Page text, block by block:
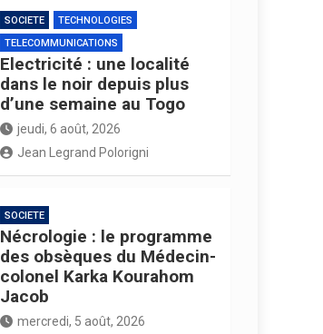
SOCIETE
TECHNOLOGIES
TELECOMMUNICATIONS
Electricité : une localité
dans le noir depuis plus
d’une semaine au Togo
jeudi, 6 août, 2026
Jean Legrand Polorigni
SOCIETE
Nécrologie : le programme
des obsèques du Médecin-
colonel Karka Kourahom
Jacob
mercredi, 5 août, 2026